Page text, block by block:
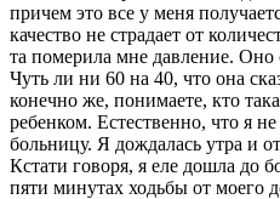
причем это все у меня
качество не страдает от
та померила мне давление. Оно
Чуть ли ни 60 на 40, что она
конечно же, понимаете, кто
ребенком. Естественно, что я
больницу. Я дождалась утра и
Кстати говоря, я еле дошла до
пяти минутах ходьбы от моего